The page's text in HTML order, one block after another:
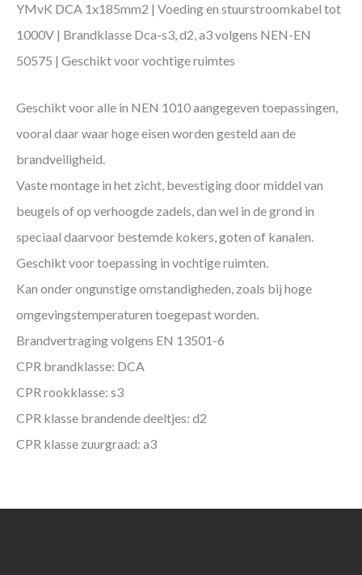
YMvK DCA 1x185mm2 | Voeding en stuurstroomkabel tot
1000V | Brandklasse Dca-s3, d2, a3 volgens NEN-EN
50575 | Geschikt voor vochtige ruimtes
Geschikt voor alle in NEN 1010 aangegeven toepassingen,
vooral daar waar hoge eisen worden gesteld aan de
brandveiligheid.
Vaste montage in het zicht, bevestiging door middel van
beugels of op verhoogde zadels, dan wel in de grond in
speciaal daarvoor bestemde kokers, goten of kanalen.
Geschikt voor toepassing in vochtige ruimten.
Kan onder ongunstige omstandigheden, zoals bij hoge
omgevingstemperaturen toegepast worden.
Brandvertraging volgens EN 13501-6
CPR brandklasse: DCA
CPR rookklasse: s3
CPR klasse brandende deeltjes: d2
CPR klasse zuurgraad: a3